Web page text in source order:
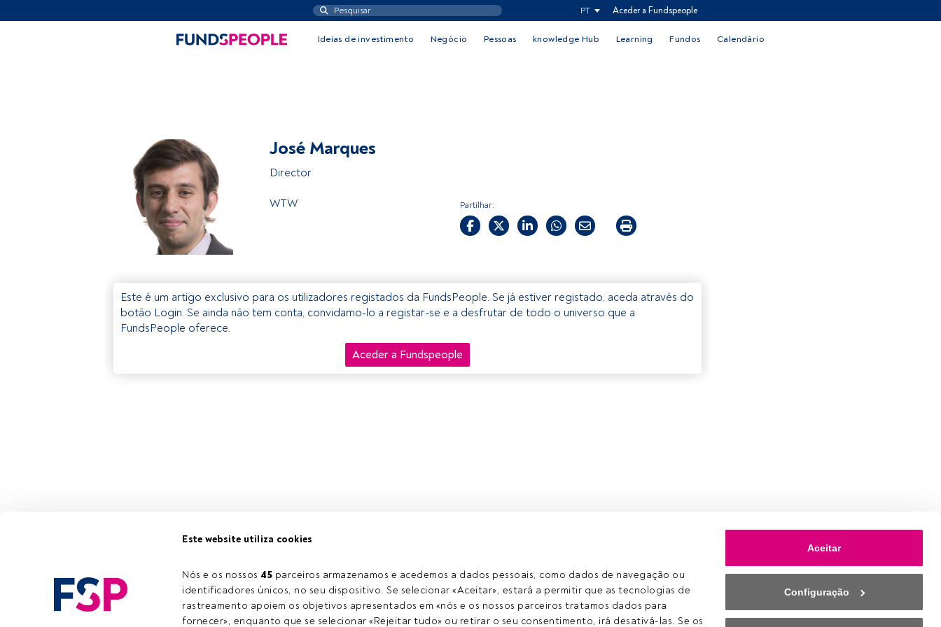
Este website utiliza cookies
Nós e os nossos 45 parceiros armazenamos e acedemos a dados pessoais, como dados de navegação ou
identificadores únicos, no seu dispositivo. Se selecionar «Aceitar», estará a permitir que as tecnologias de
rastreamento apoiem os objetivos apresentados em «nós e os nossos parceiros tratamos dados para
fornecer», enquanto que se selecionar «Rejeitar tudo» ou retirar o seu consentimento, irá desativá-las. Se os
Aceitar
Configuração
PT Aceder a Fundspeople
Ideias de investimento Negócio Pessoas knowledge Hub Learning Fundos Calendário
José Marques
Director
WTW Partilhar:
Este é um artigo exclusivo para os utilizadores registados da FundsPeople. Se já estiver registado, aceda através do
botão Login. Se ainda não tem conta, convidamo-lo a registar-se e a desfrutar de todo o universo que a
FundsPeople oferece.
Aceder a Fundspeople